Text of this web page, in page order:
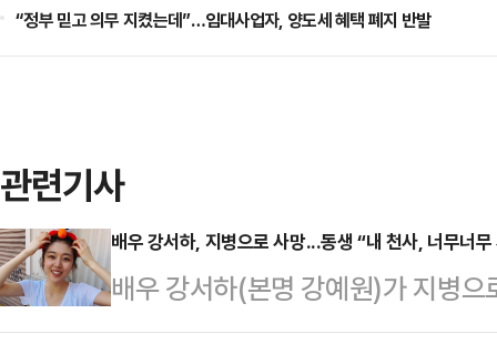
“정부 믿고 의무 지켰는데”…임대사업자, 양도세 혜택 폐지 반발
관련기사
배우 강서하, 지병으로 사망...동생 “내 천사, 너무너무
배우 강서하(본명 강예원)가 지병
강서하는 이날 오전 지병인 암으로